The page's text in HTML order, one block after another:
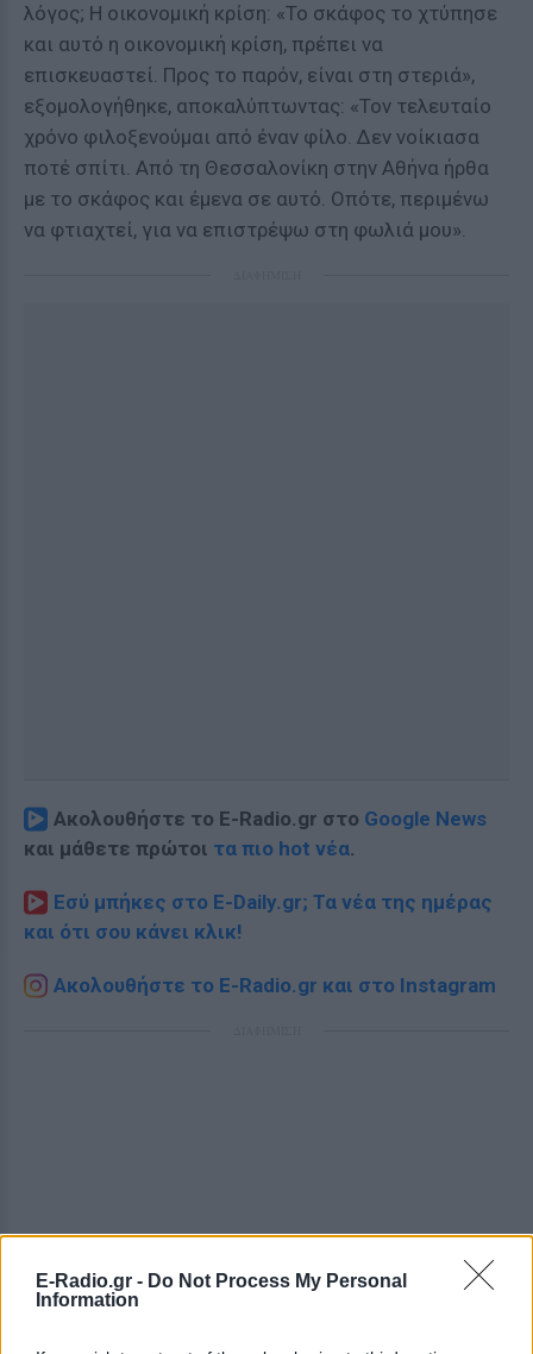
E-Radio.gr - Do Not Process My Personal
Information
λόγος; Η οικονομική κρίση: «Το σκάφος το χτύπησε
και αυτό η οικονομική κρίση, πρέπει να
επισκευαστεί. Προς το παρόν, είναι στη στεριά»,
εξομολογήθηκε, αποκαλύπτωντας: «Τον τελευταίο
χρόνο φιλοξενούμαι από έναν φίλο. Δεν νοίκιασα
ποτέ σπίτι. Από τη Θεσσαλονίκη στην Αθήνα ήρθα
με το σκάφος και έμενα σε αυτό. Οπότε, περιμένω
να φτιαχτεί, για να επιστρέψω στη φωλιά μου».
Ακολουθήστε το E-Radio.gr στο Google News
και μάθετε πρώτοι τα πιο hot νέα.
Εσύ μπήκες στο E-Daily.gr; Τα νέα της ημέρας
και ότι σου κάνει κλικ!
Ακολουθήστε το E-Radio.gr και στο Instagram